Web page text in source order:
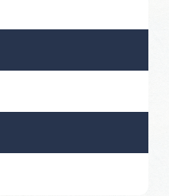
の皆様へ